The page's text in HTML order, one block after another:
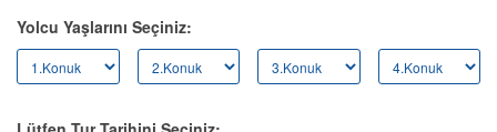
Yolcu Yaşlarını Seçiniz: